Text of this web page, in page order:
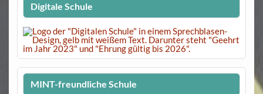
Digitale Schule
MINT-freundliche Schule